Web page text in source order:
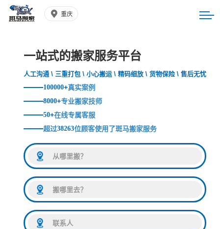
重庆
一站式的搬家服务平台
人工沟通 \ 三重打包 \ 小心搬运 \ 精码细放 \ 货物保险 \ 售后无忧
100000+真实案例
8000+专业搬家技师
50+在线专属客服
超过38263位顾客使用了斑马搬家服务